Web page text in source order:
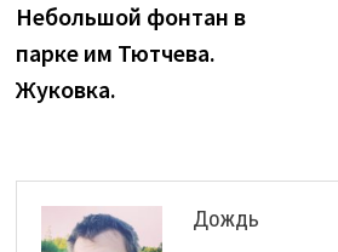
по
записям
запись:
Небольшой фонтан в
парке им Тютчева.
Жуковка.
Дождь